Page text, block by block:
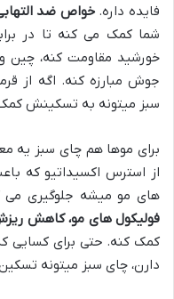
فایده داره.خواص ضد
خورشید مقاومت کنه، چین
جوش مبارزه کنه. اگه از
سبز میتونه به تسکینش
برای موها هم چای سبز یه
از استرس اکسیداتیو که
های مو میشه جلوگیری می
فولیکول های مو، کاهش
کمک کنه. حتی برای کسایی
دارن، چای سبز میتونه